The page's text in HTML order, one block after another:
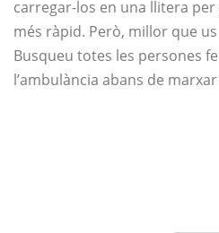
carregar-los en una llitera
més ràpid. Però, millor que
Busqueu totes les persones
l’ambulància abans de